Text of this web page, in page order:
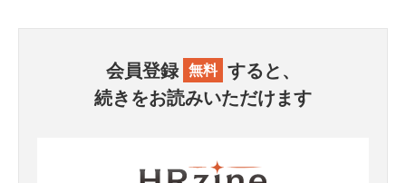
会員登録 無料 すると、
続きをお読みいただけます